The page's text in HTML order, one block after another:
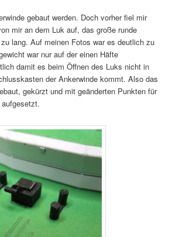
gebaut werden. Doch vorher fiel mir
mir an dem Luk auf, das große runde
lang. Auf meinen Fotos war es deutlich zu
war nur auf der einen Häfte
damit es beim Öffnen des Luks nicht in
der Ankerwinde kommt. Also das
gekürzt und mit geänderten Punkten für